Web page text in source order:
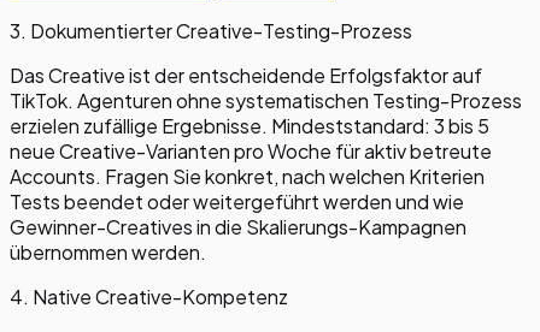
3. Dokumentierter Creative-Testing-Prozess
Das Creative ist der entscheidende Erfolgsfaktor auf
TikTok. Agenturen ohne systematischen Testing-Prozess
erzielen zufällige Ergebnisse. Mindeststandard: 3 bis 5
neue Creative-Varianten pro Woche für aktiv betreute
Accounts. Fragen Sie konkret, nach welchen Kriterien
Tests beendet oder weitergeführt werden und wie
Gewinner-Creatives in die Skalierungs-Kampagnen
übernommen werden.
4. Native Creative-Kompetenz